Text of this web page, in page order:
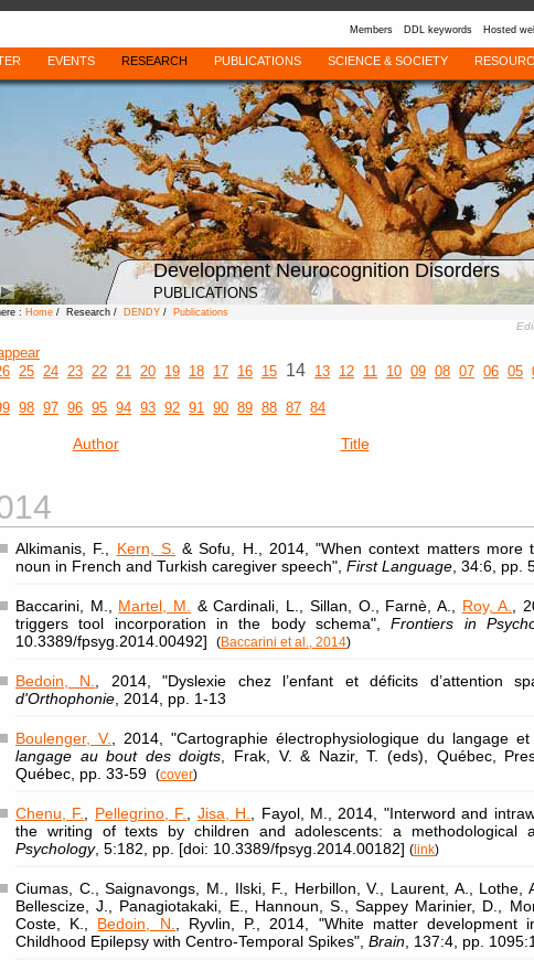
Members DDL keywords Hosted
EVENTS RESEARCH PUBLICATIONS SCIENCE & SOCIETY
Development Neurocognition Disorders
PUBLICATIONS
: Home / Research / DENDY / Publications
25 24 23 22 21 20 19 18 17 16 15 14 13 12 11 10 09 08 07 06 05
98 97 96 95 94 93 92 91 90 89 88 87 84
Author Title
Alkimanis, F., Kern, S.
& Sofu, H., 2014, "When context matters more
noun in French and Turkish caregiver speech", First Language , 34:6, pp.
Baccarini, M., Martel, M. & Cardinali, L., Sillan, O., Farnè, A., Roy, A.
,
triggers tool incorporation in the body schema",Frontiers in
10.3389/fpsyg.2014.00492]
(Baccarini et al., 2014)
Bedoin, N. , 2014, "Dyslexie chez l’enfant et déficits d’attention
d'Orthophonie , 2014, pp. 1-13
Boulenger, V. , 2014, "Cartographie électrophysiologique du langage
langage au bout des doigts , Frak, V. & Nazir, T. (eds), Québec,
Québec, pp. 33-59
(cover)
Chenu, F. Pellegrino, F. Jisa, H.
, Fayol, M., 2014, "Interword and
the writing of texts by children and adolescents: a methodological
Psychology, 5:182, pp. [doi: 10.3389/fpsyg.2014.00182] (link)
Ciumas, C., Saignavongs, M., Ilski, F., Herbillon, V., Laurent, A., Lothe,
Bellescize, J., Panagiotakaki, E., Hannoun, S., Sappey Marinier, D.,
Coste, K., Bedoin, N.
, Ryvlin, P., 2014, "White matter development
Childhood Epilepsy with Centro-Temporal Spikes", Brain , 137:4, pp.